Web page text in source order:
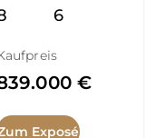
6
€
Exposé